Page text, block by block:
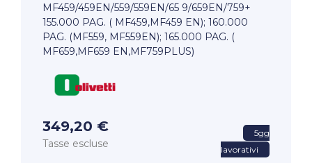
MF459/459EN/559/559EN/65 9/659EN/759+
155.000 PAG. ( MF459,MF459 EN); 160.000
PAG. (MF559, MF559EN); 165.000 PAG. (
MF659,MF659 EN,MF759PLUS)
349,20 €
Tasse escluse
5gg
lavorativi